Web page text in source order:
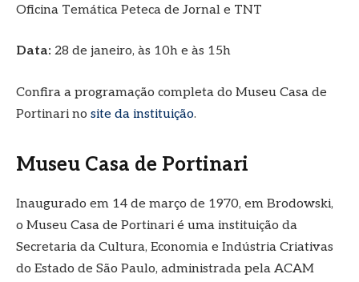
Oficina Temática Peteca de Jornal e TNT
Data: 28 de janeiro, às 10h e às 15h
Confira a programação completa do Museu Casa de
Portinari no site da instituição.
Museu Casa de Portinari
Inaugurado em 14 de março de 1970, em Brodowski,
o Museu Casa de Portinari é uma instituição da
Secretaria da Cultura, Economia e Indústria Criativas
do Estado de São Paulo, administrada pela ACAM